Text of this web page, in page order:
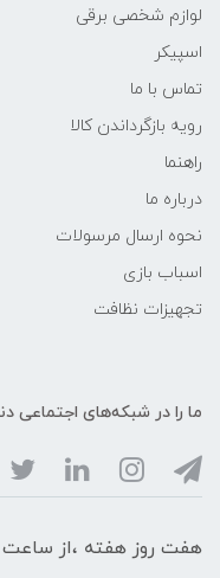
لوازم شخصی برقی
اسپیکر
تماس با ما
رویه بازگرداندن کالا
راهنما
درباره ما
نحوه ارسال مرسولات
اسباب بازی
تجهیزات نظافت
ما را در شبکه‌های اجتماعی
هفت روز هفته ،از ساعت ۹ الی ۲۲ پاسخگوی شما هستیم